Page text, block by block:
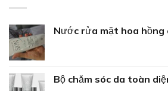
Nước rửa mặt hoa hồng
Bộ chăm sóc da toàn